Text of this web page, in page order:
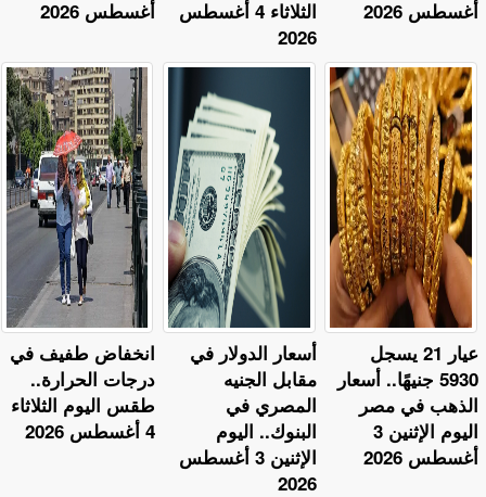
أغسطس 2026
الثلاثاء 4 أغسطس
2026
أغسطس 2026
​انخفاض طفيف في
درجات الحرارة..
طقس اليوم الثلاثاء
4 أغسطس 2026
أسعار الدولار في
مقابل الجنيه
المصري في
البنوك.. اليوم
الإثنين 3 أغسطس
2026
عيار 21 يسجل
5930 جنيهًا.. أسعار
الذهب في مصر
اليوم الإثنين 3
أغسطس 2026